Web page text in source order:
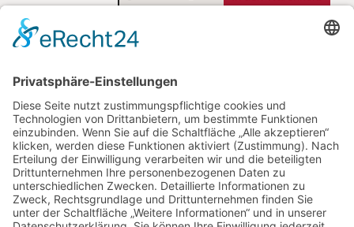
AGBWiderrufImpressum Datenschutz
Tel.: +49 (0) 34633 22878Neue Dorfstraße 9 – 06632 Gröst
Di. – Sa.: 9:00 – 17:00 Uhr